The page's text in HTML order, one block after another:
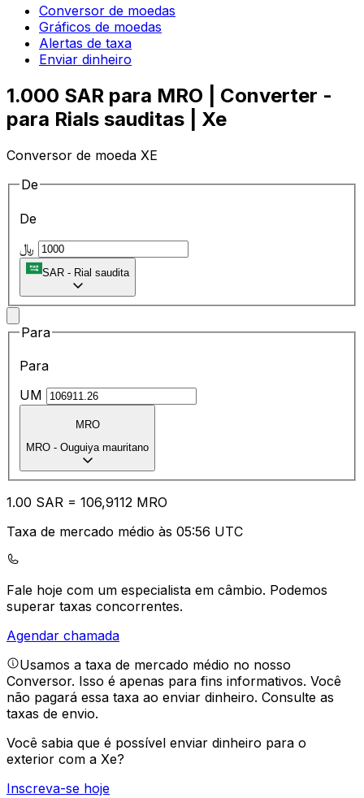
Conversor de moedas
Gráficos de moedas
Alertas de taxa
Enviar dinheiro
1.000 SAR para MRO | Converter -
para Rials sauditas | Xe
Conversor de moeda XE
De
De
SAR - Rial saudita
Para
Para
UM
MRO
MRO - Ouguiya mauritano
1.00 SAR = 106,9112 MRO
Taxa de mercado médio às 05:56 UTC
Fale hoje com um especialista em câmbio. Podemos
superar taxas concorrentes.
Agendar chamada
Usamos a taxa de mercado médio no nosso
Conversor. Isso é apenas para fins informativos. Você
não pagará essa taxa ao enviar dinheiro. Consulte as
taxas de envio.
Você sabia que é possível enviar dinheiro para o
exterior com a Xe?
Inscreva-se hoje